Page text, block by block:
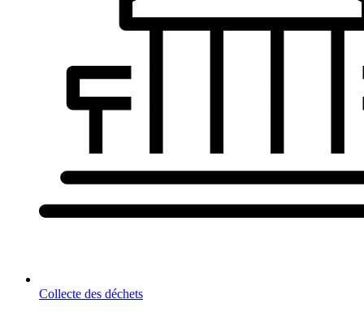
Collecte des déchets